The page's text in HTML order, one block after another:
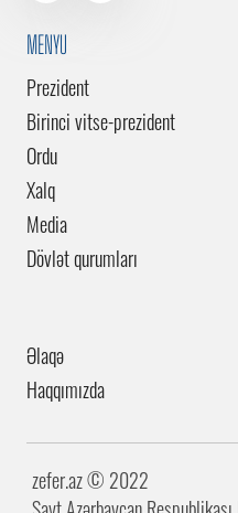
MENYU
Prezident
Birinci vitse-prezident
Ordu
Xalq
Media
Dövlət qurumları
Əlaqə
Haqqımızda
zefer.az ©️ 2022